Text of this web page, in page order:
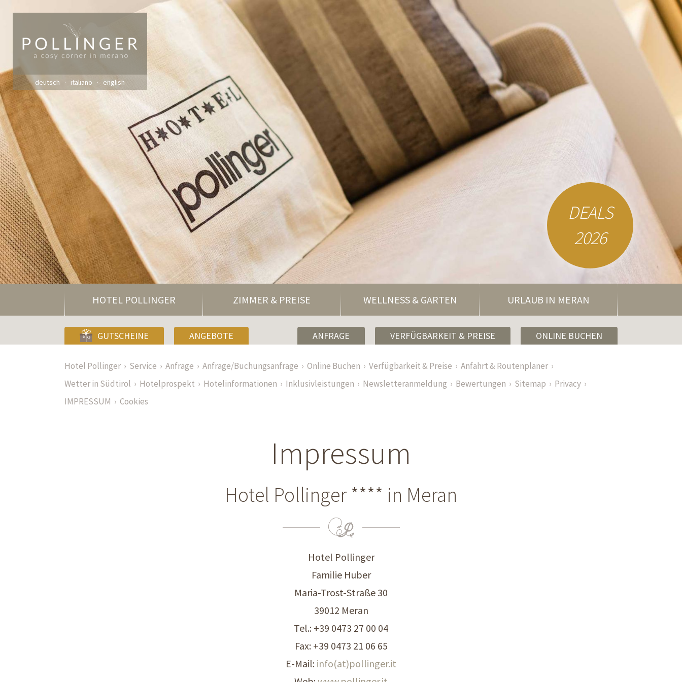
deutsch italiano english
DEALS
2026
HOTEL POLLINGER ZIMMER & PREISE WELLNESS & GARTEN URLAUB IN MERAN
GUTSCHEINE ANGEBOTE ONLINE BUCHEN
VERFÜGBARKEIT & PREISE
ANFRAGE
Hotel Pollinger Service Anfrage Anfrage/Buchungsanfrage Online Buchen Verfügbarkeit & Preise
Anfahrt & Routenplaner
Wetter in Südtirol
Hotelprospekt Hotelinformationen Inklusivleistungen Newsletteranmeldung Bewertungen Sitemap
Privacy
IMPRESSUM
Cookies
Impressum
Hotel Pollinger **** in Meran
Hotel Pollinger
Familie Huber
Maria-Trost-Straße 30
39012 Meran
Tel.: +39 0473 27 00 04
Fax: +39 0473 21 06 65
E-Mail: info(at)pollinger.it